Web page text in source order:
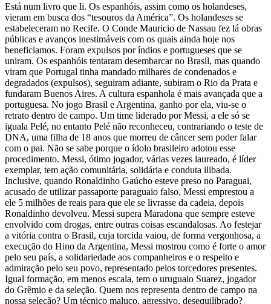
Está num livro que li. Os espanhóis, assim como os holandeses,
vieram em busca dos “tesouros da América”. Os holandeses se
estabeleceram no Recife. O Conde Mauricio de Nassau fez lá obras
públicas e avanços inestimáveis com os quais ainda hoje nos
beneficiamos. Foram expulsos por índios e portugueses que se
uniram. Os espanhóis tentaram desembarcar no Brasil, mas quando
viram que Portugal tinha mandado milhares de condenados e
degradados (expulsos), seguiram adiante, subiram o Rio da Prata e
fundaram Buenos Aires. A cultura espanhola é mais avançada que a
portuguesa. No jogo Brasil e Argentina, ganho por ela, viu-se o
retrato dentro de campo. Um time liderado por Messi, a ele só se
iguala Pelé, no entanto Pelé não reconheceu, contrariando o teste de
DNA, uma filha de 18 anos que morreu de câncer sem poder falar
com o pai. Não se sabe porque o ídolo brasileiro adotou esse
procedimento. Messi, ótimo jogador, várias vezes laureado, é líder
exemplar, tem ação comunitária, solidária e conduta ilibada.
Inclusive, quando Ronaldinho Gaúcho esteve preso no Paraguai,
acusado de utilizar passaporte paraguaio falso, Messi emprestou a
ele 5 milhões de reais para que ele se livrasse da cadeia, depois
Ronaldinho devolveu. Messi supera Maradona que sempre esteve
envolvido com drogas, entre outras coisas escandalosas. Ao festejar
a vitória contra o Brasil, cuja torcida vaiou, de forma vergonhosa, a
execução do Hino da Argentina, Messi mostrou como é forte o amor
pelo seu país, a solidariedade aos companheiros e o respeito e
admiração pelo seu povo, representado pelos torcedores presentes.
Igual formação, em menos escala, tem o uruguaio Suarez, jogador
do Grêmio e da seleção. Quem nos representa dentro de campo na
nossa seleção? Um técnico maluco, agressivo, desequilibrado?